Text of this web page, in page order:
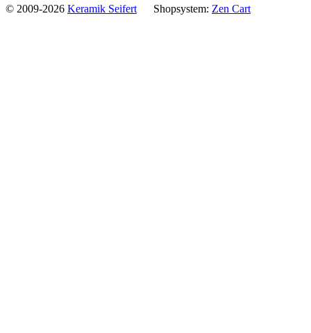
© 2009-2026 Keramik Seifert Shopsystem: Zen Cart